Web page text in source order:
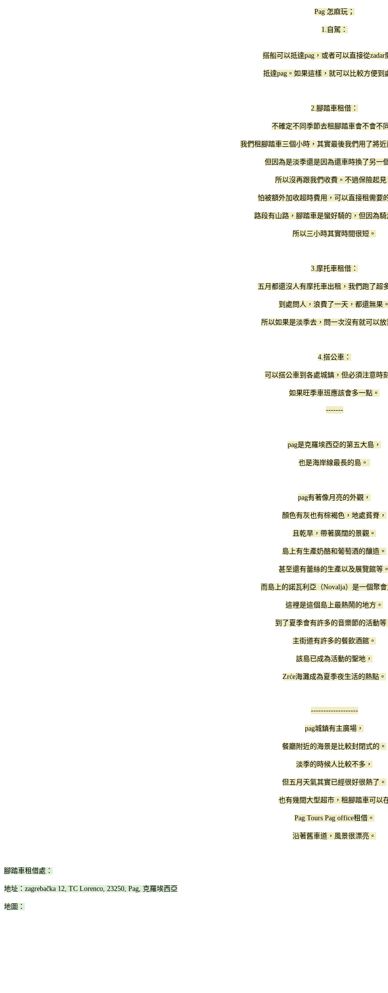
Pag 怎麻玩；
1.自駕：
搭船可以抵達pag，或者可以直接從zadar
抵達pag。如果這樣，就可以比較方便到
2.腳踏車租借：
不確定不同季節去租腳踏車會不會不
我們租腳踏車三個小時，其實最後我們用了將近
但因為是淡季還是因為還車時換了另一
所以沒再跟我們收費。不過保險起見
怕被額外加收超時費用，可以直接租需要
路段有山路，腳踏車是蠻好騎的，但因為騎
所以三小時其實時間很短。
3.摩托車租借：
五月都還沒人有摩托車出租，我們跑了超
到處問人，浪費了一天，都還無果。
所以如果是淡季去，問一次沒有就可以放
4.搭公車：
可以搭公車到各處城鎮，但必須注意時
如果旺季車班應該會多一點。
-------
pag是克羅埃西亞的第五大島，
也是海岸線最長的島。
pag有著像月亮的外觀，
顏色有灰也有棕褐色，地處貧脊，
且乾旱，帶著廣闊的景觀。
島上有生產奶酪和葡萄酒的釀造。
甚至還有蕾絲的生產以及展覽館等。
而島上的諾瓦利亞（Novalja）是一個聚會
這裡是這個島上最熱鬧的地方。
到了夏季會有許多的音樂節的活動等
主街道有許多的餐飲酒館。
該島已成為活動的聖地，
Zrće海灘成為夏季夜生活的熱點。
-------------------
pag城鎮有主廣場，
餐廳附近的海景是比較封閉式的。
淡季的時候人比較不多，
但五月天氣其實已經很好很熱了。
也有幾間大型超市，租腳踏車可以
Pag Tours Pag office租借。
沿著舊車道，風景很漂亮。
腳踏車租借處：
地址：zagrebačka 12, TC Lorenco, 23250, Pag, 克羅埃西亞
地圖：